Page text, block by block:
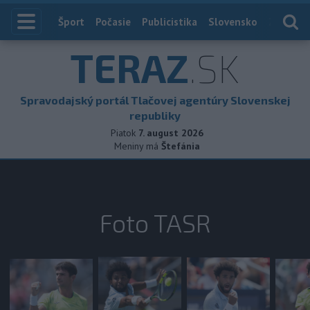
Index
Šport Počasie Publicistika Slovensko
TERAZ.SK
Spravodajský portál Tlačovej agentúry Slovenskej
republiky
Piatok 7. august 2026
Meniny má Štefánia
Foto TASR